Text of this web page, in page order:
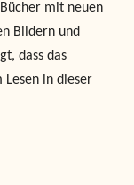
mit neuen
Bildern und
dass das
Lesen in dieser